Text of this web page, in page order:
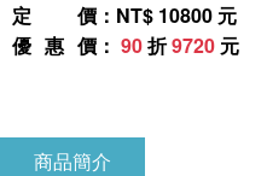
定價 ：NT$ 10800 元
優惠價 ： 90折9720 元
商品簡介